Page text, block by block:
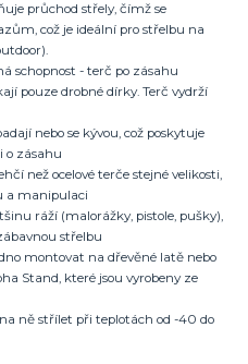
průchod střely, čímž se
což je ideální pro střelbu na
schopnost - terč po zásahu
pouze drobné dírky. Terč vydrží
nebo se kývou, což poskytuje
zásahu
než ocelové terče stejné velikosti,
a manipulaci
ráží (malorážky, pistole, pušky),
střelbu
montovat na dřevěné latě nebo
Stand, které jsou vyrobeny ze
ně střílet při teplotách od -40 do